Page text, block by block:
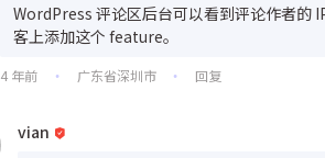
WordPress 评论区后台可以看到评论作者的
客上添加这个 feature。
4 年前 • 广东省深圳市 • 回复
vian